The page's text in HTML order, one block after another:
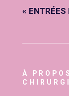
« ENTRÉES
À